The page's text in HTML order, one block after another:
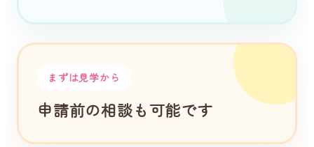
まずは見学から
申請前の相談も可能です